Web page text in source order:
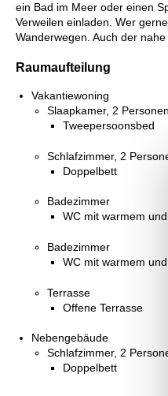
ein Bad im Meer oder einen
Verweilen einladen. Wer
Wanderwegen. Auch der
Raumaufteilung
Vakantiewoning
Slaapkamer, 2 Personen
Tweepersoonsbed
Schlafzimmer, 2
Doppelbett
Badezimmer
WC mit warmem und
Badezimmer
WC mit warmem und
Terrasse
Offene Terrasse
Nebengebäude
Schlafzimmer, 2
Doppelbett